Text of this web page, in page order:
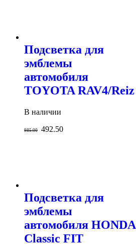
Подсветка для
эмблемы
автомобиля
TOYOTA RAV4/Reiz
В наличии
985.00 492.50
Подсветка для
эмблемы
автомобиля HONDA
Classic FIT